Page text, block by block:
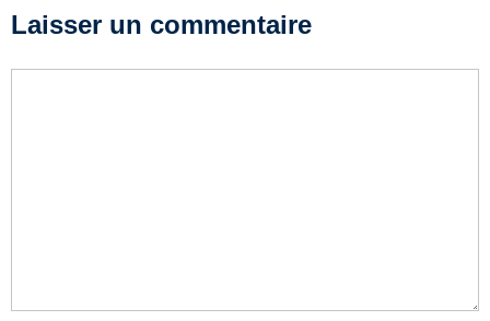
Laisser un commentaire